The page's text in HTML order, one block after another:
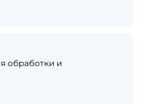
обработки и